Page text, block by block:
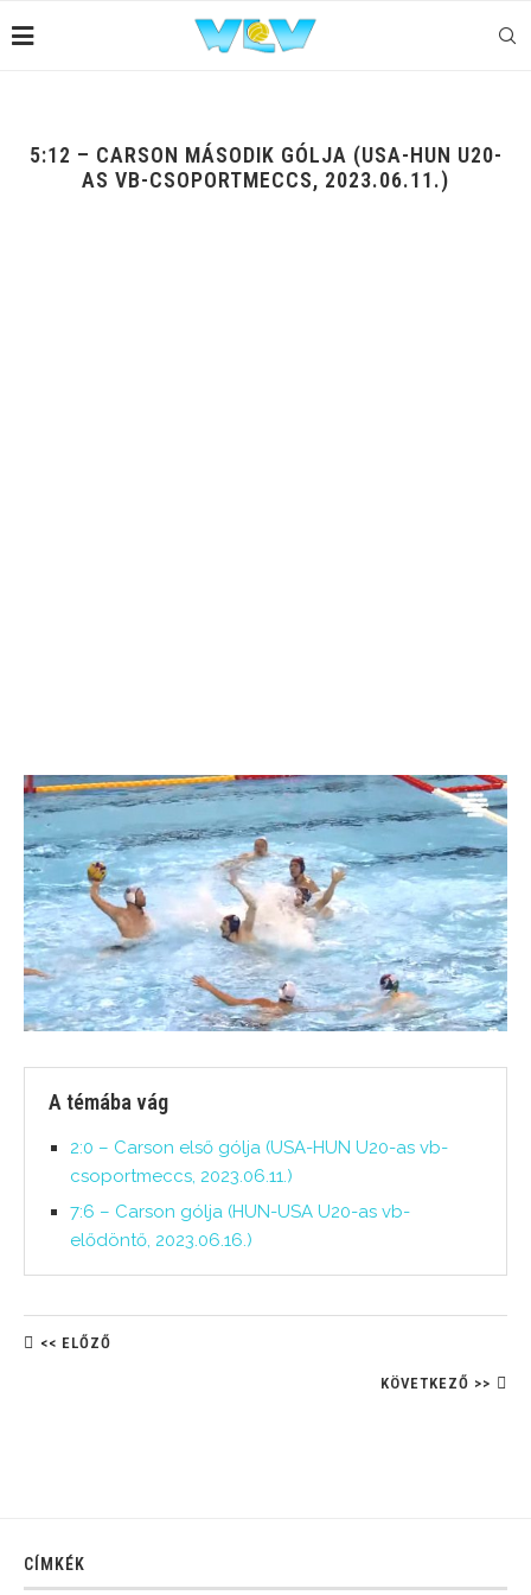
5:12 – CARSON MÁSODIK GÓLJA (USA-HUN U20-
AS VB-CSOPORTMECCS, 2023.06.11.)
A témába vág
2:0 – Carson első gólja (USA-HUN U20-as vb-
csoportmeccs, 2023.06.11.)
7:6 – Carson gólja (HUN-USA U20-as vb-
elődöntő, 2023.06.16.)
<< ELŐZŐ
KÖVETKEZŐ >>
CÍMKÉK